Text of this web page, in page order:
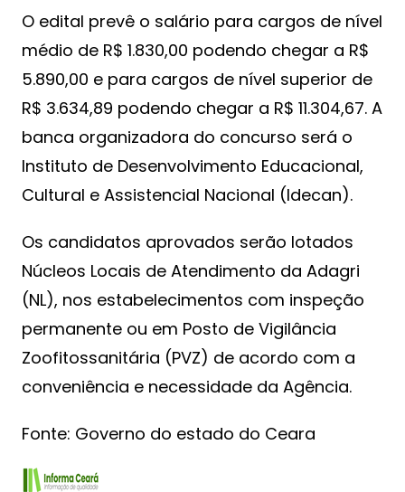
O edital prevê o salário para cargos de nível
médio de R$ 1.830,00 podendo chegar a R$
5.890,00 e para cargos de nível superior de
R$ 3.634,89 podendo chegar a R$ 11.304,67. A
banca organizadora do concurso será o
Instituto de Desenvolvimento Educacional,
Cultural e Assistencial Nacional (Idecan).
Os candidatos aprovados serão lotados
Núcleos Locais de Atendimento da Adagri
(NL), nos estabelecimentos com inspeção
permanente ou em Posto de Vigilância
Zoofitossanitária (PVZ) de acordo com a
conveniência e necessidade da Agência.
Fonte: Governo do estado do Ceara